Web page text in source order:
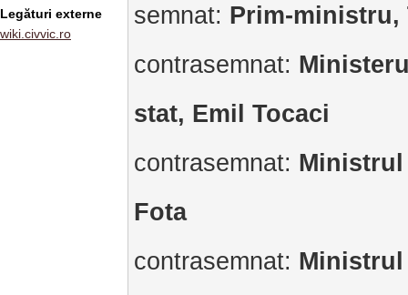
Legături externe
wiki.civvic.ro
semnat: Prim-ministru,
contrasemnat:
stat, Emil Tocaci
contrasemnat:
Fota
contrasemnat: